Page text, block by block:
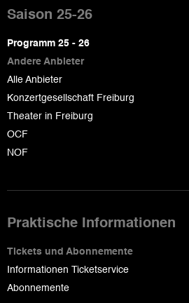
de
page
Saison 25-26
Programm 25 - 26
Andere Anbieter
Alle Anbieter
Konzertgesellschaft Freiburg
Theater in Freiburg
OCF
NOF
Praktische Informationen
Tickets und Abonnemente
Informationen Ticketservice
Abonnemente